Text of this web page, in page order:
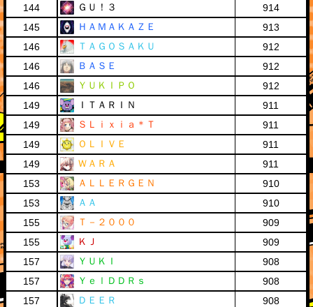
144
ＧＵ！３
914
145
ＨＡＭＡＫＡＺＥ
913
146
ＴＡＧＯＳＡＫＵ
912
146
ＢＡＳＥ
912
146
ＹＵＫＩＰＯ
912
149
ＩＴＡＲＩＮ
911
149
ＳＬｉｘｉａ＊Ｔ
911
149
ＯＬＩＶＥ
911
149
ＷＡＲＡ
911
153
ＡＬＬＥＲＧＥＮ
910
153
ＡＡ
910
155
Ｔ－２０００
909
155
ＫＪ
909
157
ＹＵＫＩ
908
157
ＹｅｌＤＤＲｓ
908
157
ＤＥＥＲ
908